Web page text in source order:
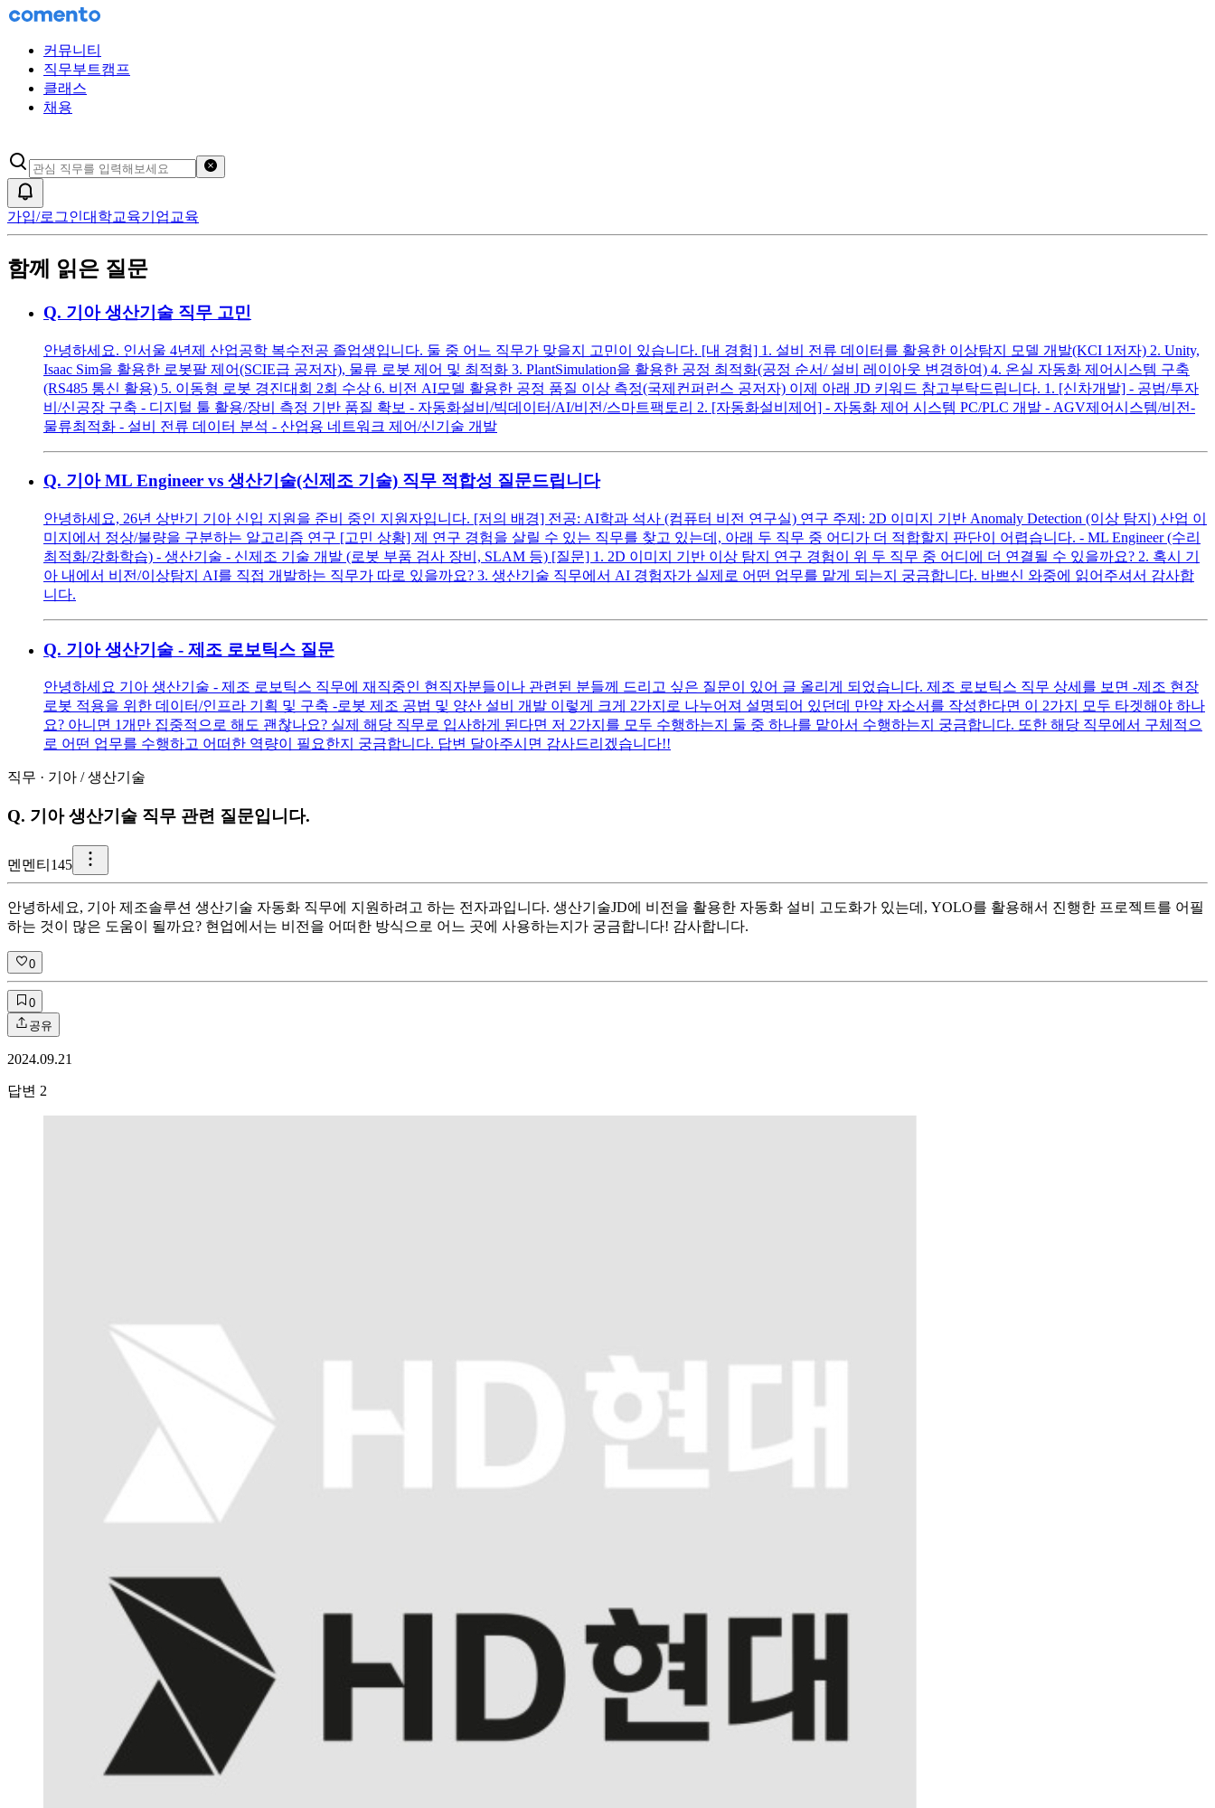
커뮤니티
직무부트캠프
클래스
채용
가입/로그인대학교육기업교육
함께 읽은 질문
Q. 기아 생산기술 직무 고민
안녕하세요. 인서울 4년제 산업공학 복수전공 졸업생입니다. 둘 중 어느 직무가 맞을지 고민이 있습니다. [내 경험] 1. 설비 전류 데이터를 활용한 이상탐지 모델 개발(KCI 1저자) 2. Unity,
Isaac Sim을 활용한 로봇팔 제어(SCIE급 공저자), 물류 로봇 제어 및 최적화 3. PlantSimulation을 활용한 공정 최적화(공정 순서/ 설비 레이아웃 변경하여) 4. 온실 자동화 제어시스템 구축
(RS485 통신 활용) 5. 이동형 로봇 경진대회 2회 수상 6. 비전 AI모델 활용한 공정 품질 이상 측정(국제컨퍼런스 공저자) 이제 아래 JD 키워드 참고부탁드립니다. 1. [신차개발] - 공법/투자
비/신공장 구축 - 디지털 툴 활용/장비 측정 기반 품질 확보 - 자동화설비/빅데이터/AI/비전/스마트팩토리 2. [자동화설비제어] - 자동화 제어 시스템 PC/PLC 개발 - AGV제어시스템/비전-
물류최적화 - 설비 전류 데이터 분석 - 산업용 네트워크 제어/신기술 개발
Q. 기아 ML Engineer vs 생산기술(신제조 기술) 직무 적합성 질문드립니다
안녕하세요, 26년 상반기 기아 신입 지원을 준비 중인 지원자입니다. [저의 배경] 전공: AI학과 석사 (컴퓨터 비전 연구실) 연구 주제: 2D 이미지 기반 Anomaly Detection (이상 탐지) 산업 이
미지에서 정상/불량을 구분하는 알고리즘 연구 [고민 상황] 제 연구 경험을 살릴 수 있는 직무를 찾고 있는데, 아래 두 직무 중 어디가 더 적합할지 판단이 어렵습니다. - ML Engineer (수리
최적화/강화학습) - 생산기술 - 신제조 기술 개발 (로봇 부품 검사 장비, SLAM 등) [질문] 1. 2D 이미지 기반 이상 탐지 연구 경험이 위 두 직무 중 어디에 더 연결될 수 있을까요? 2. 혹시 기
아 내에서 비전/이상탐지 AI를 직접 개발하는 직무가 따로 있을까요? 3. 생산기술 직무에서 AI 경험자가 실제로 어떤 업무를 맡게 되는지 궁금합니다. 바쁘신 와중에 읽어주셔서 감사합
니다.
Q. 기아 생산기술 - 제조 로보틱스 질문
안녕하세요 기아 생산기술 - 제조 로보틱스 직무에 재직중인 현직자분들이나 관련된 분들께 드리고 싶은 질문이 있어 글 올리게 되었습니다. 제조 로보틱스 직무 상세를 보면 -제조 현장
로봇 적용을 위한 데이터/인프라 기획 및 구축 -로봇 제조 공법 및 양산 설비 개발 이렇게 크게 2가지로 나누어져 설명되어 있던데 만약 자소서를 작성한다면 이 2가지 모두 타겟해야 하나
요? 아니면 1개만 집중적으로 해도 괜찮나요? 실제 해당 직무로 입사하게 된다면 저 2가지를 모두 수행하는지 둘 중 하나를 맡아서 수행하는지 궁금합니다. 또한 해당 직무에서 구체적으
로 어떤 업무를 수행하고 어떠한 역량이 필요한지 궁금합니다. 답변 달아주시면 감사드리겠습니다!!
직무 · 기아 /생산기술
Q. 기아 생산기술 직무 관련 질문입니다.
멘 멘티145
안녕하세요, 기아 제조솔루션 생산기술 자동화 직무에 지원하려고 하는 전자과입니다. 생산기술JD에 비전을 활용한 자동화 설비 고도화가 있는데, YOLO를 활용해서 진행한 프로젝트를 어필
하는 것이 많은 도움이 될까요? 현업에서는 비전을 어떠한 방식으로 어느 곳에 사용하는지가 궁금합니다! 감사합니다.
0
0
공유
2024.09.21
답변 2